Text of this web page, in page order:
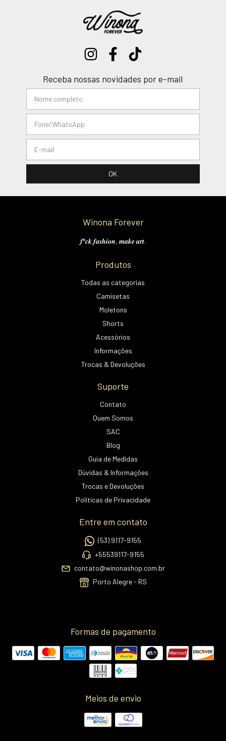
Receba nossas novidades por e-mail
Winona Forever
𝒇*𝒄𝒌 𝒇𝒂𝒔𝒉𝒊𝒐𝒏, 𝒎𝒂𝒌𝒆 𝒂𝒓𝒕.
Produtos
Todas as categorias
Camisetas
Moletons
Shorts
Acessórios
Informações
Trocas & Devoluções
Suporte
Contato
Quem Somos
SAC
Blog
Guia de Medidas
Dúvidas & Informações
Trocas e Devoluções
Políticas de Privacidade
Entre em contato
(53) 9117-9155
+55539117-9155
contato@winonashop.com.br
Porto Alegre - RS
Formas de pagamento
Meios de envio